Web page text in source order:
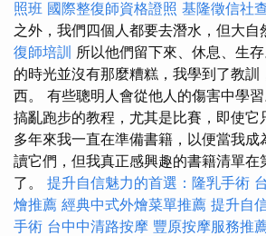
照班 國際整復師資格證照 基隆徵信社
之外，我們四個人都要去潛水，但大自
復師培訓 所以他們留下來、休息、生
的時光並沒有那麼糟糕，我學到了教訓
西。 有些聰明人會從他人的傷害中學
搞亂跑步的教程，尤其是比賽，即使它
多年來我一直在準備書籍，以便當我成
讀它們，但我真正感興趣的書籍清單在
了。 提升自信魅力的首選：隆乳手術
燴推薦 經典中式外燴菜單推薦 提升自
手術 台中中清路按摩 豐原按摩服務推